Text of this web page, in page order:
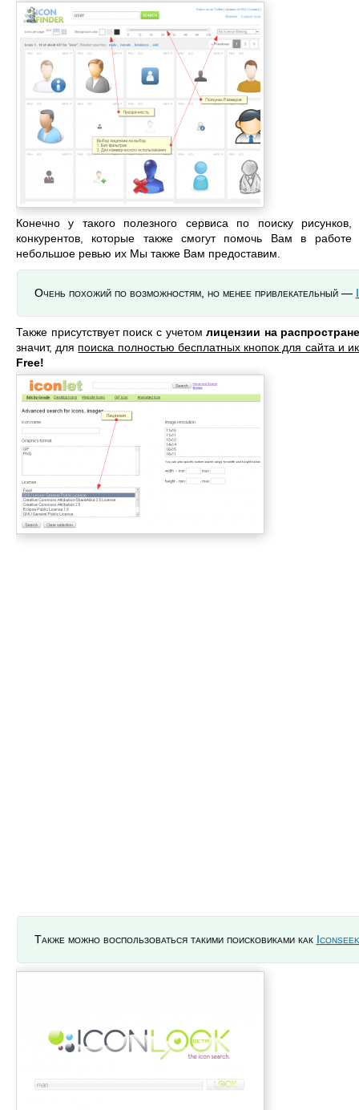
Конечно у такого полезного сервиса по поиску
конкурентов, которые также смогут помочь Вам в
небольшое ревью их Мы также Вам предоставим.
Очень похожий по возможностям, но менее привлекательный —
Также присутствует поиск с учетомлицензии на
значит, для поиска полностью бесплатных кнопок для сайта и
Free!
Также можно воспользоваться такими поисковиками как